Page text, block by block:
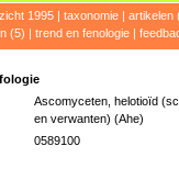
1995| taxonomie| artikelen
(5) | trend en fenologie|
Ascomyceten, helotioïd
en verwanten) (Ahe)
0589100